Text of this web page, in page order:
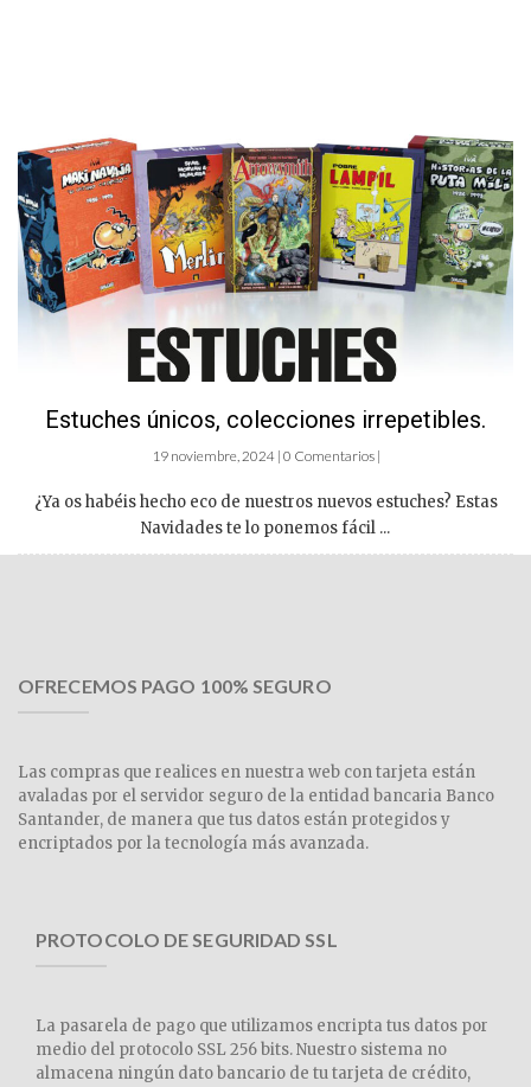
Estuches únicos, colecciones irrepetibles.
19 noviembre, 2024 | 0 Comentarios |
¿Ya os habéis hecho eco de nuestros nuevos estuches? Estas
Navidades te lo ponemos fácil ...
OFRECEMOS PAGO 100% SEGURO
Las compras que realices en nuestra web con tarjeta están
avaladas por el servidor seguro de la entidad bancaria Banco
Santander, de manera que tus datos están protegidos y
encriptados por la tecnología más avanzada.
PROTOCOLO DE SEGURIDAD SSL
La pasarela de pago que utilizamos encripta tus datos por
medio del protocolo SSL 256 bits. Nuestro sistema no
almacena ningún dato bancario de tu tarjeta de crédito,